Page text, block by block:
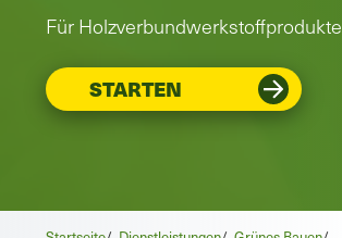
Für Holzverbundwerkstoffprodukte
STARTEN